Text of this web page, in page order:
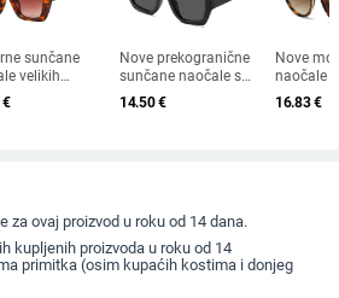
sunčane
velikih
u
i
krojem i
nogama,
muških
s
€
Nove prekogranične
sunčane naočale s
dvostrukim mostom
nepravilnog oblika,
14.50€
Nove
naočale
okvirom
mačke i
16.83€
za ovaj proizvod u roku od 14 dana.
kupljenih proizvoda u roku od 14
primitka (osim kupaćih kostima i donjeg